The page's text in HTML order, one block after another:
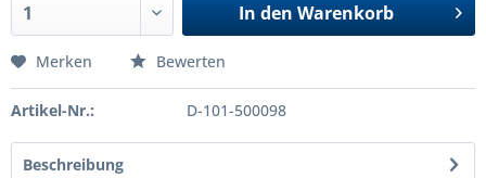
In den Warenkorb
Merken Bewerten
Artikel-Nr.: D-101-500098
Beschreibung